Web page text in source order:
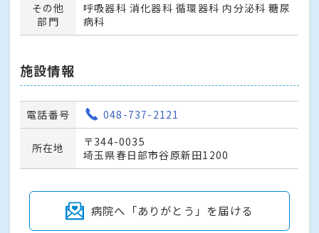
その他
部門
呼吸器科 消化器科 循環器科 内分泌科 糖尿
病科
施設情報
電話番号 048-737-2121
所在地
〒344-0035
埼玉県春日部市谷原新田1200
病院へ「ありがとう」を届ける